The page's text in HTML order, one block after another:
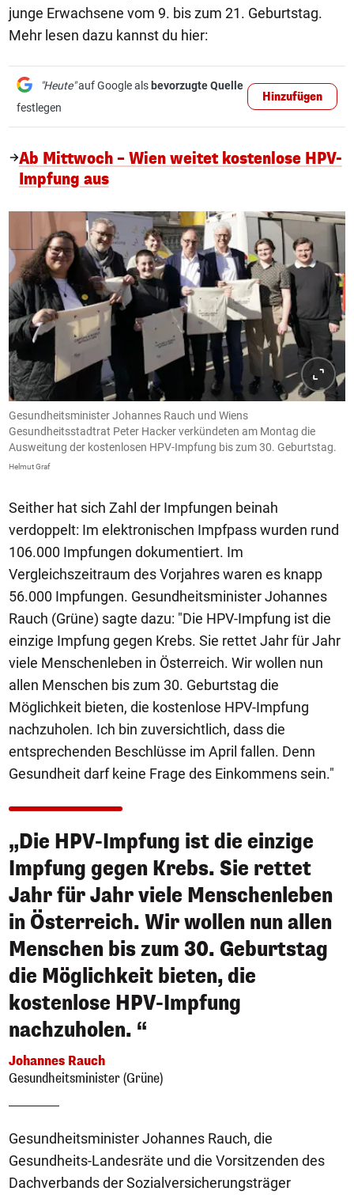
junge Erwachsene vom 9. bis zum 21. Geburtstag.
Mehr lesen dazu kannst du hier:
"Heute"auf Google als bevorzugte Quelle
festlegen
Hinzufügen
Ab Mittwoch – Wien weitet kostenlose HPV-
Impfung aus
Gesundheitsminister Johannes Rauch und Wiens
Gesundheitsstadtrat Peter Hacker verkündeten am Montag die
Ausweitung der kostenlosen HPV-Impfung bis zum 30. Geburtstag.
Helmut Graf
Seither hat sich Zahl der Impfungen beinah
verdoppelt: Im elektronischen Impfpass wurden rund
106.000 Impfungen dokumentiert. Im
Vergleichszeitraum des Vorjahres waren es knapp
56.000 Impfungen. Gesundheitsminister Johannes
Rauch (Grüne) sagte dazu: "Die HPV-Impfung ist die
einzige Impfung gegen Krebs. Sie rettet Jahr für Jahr
viele Menschenleben in Österreich. Wir wollen nun
allen Menschen bis zum 30. Geburtstag die
Möglichkeit bieten, die kostenlose HPV-Impfung
nachzuholen. Ich bin zuversichtlich, dass die
entsprechenden Beschlüsse im April fallen. Denn
Gesundheit darf keine Frage des Einkommens sein."
„Die HPV-Impfung ist die einzige
Impfung gegen Krebs. Sie rettet
Jahr für Jahr viele Menschenleben
in Österreich. Wir wollen nun allen
Menschen bis zum 30. Geburtstag
die Möglichkeit bieten, die
kostenlose HPV-Impfung
nachzuholen. “
Johannes Rauch
Gesundheitsminister (Grüne)
Gesundheitsminister Johannes Rauch, die
Gesundheits-Landesräte und die Vorsitzenden des
Dachverbands der Sozialversicherungsträger